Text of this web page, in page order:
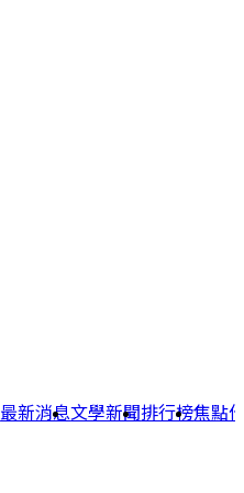
最新消息文學新聞排行榜焦點